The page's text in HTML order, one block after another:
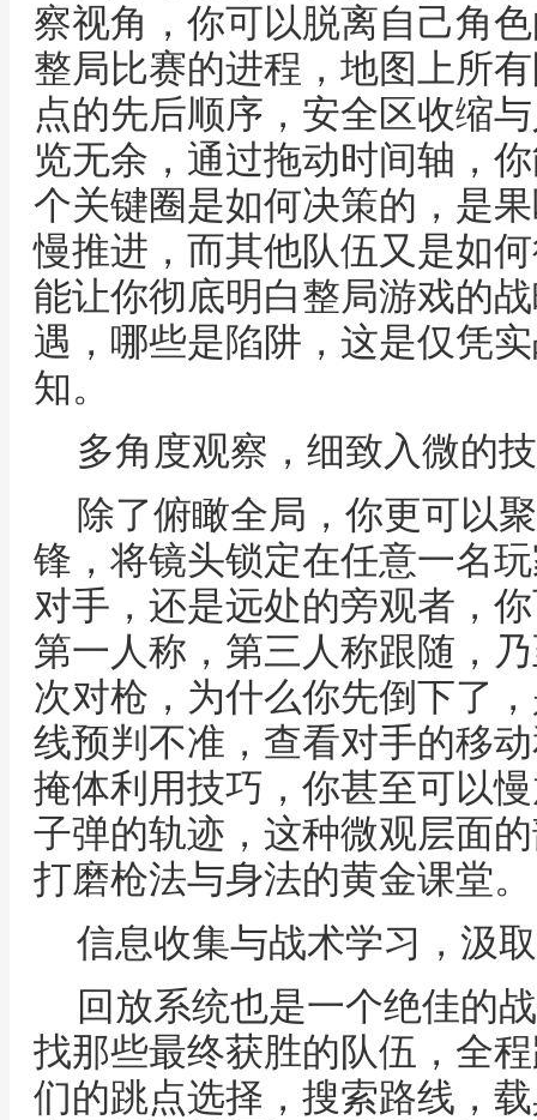
察视角，你可以脱离自己角
整局比赛的进程，地图上所
点的先后顺序，安全区收缩
览无余，通过拖动时间轴，
个关键圈是如何决策的，是
慢推进，而其他队伍又是如
能让你彻底明白整局游戏的
遇，哪些是陷阱，这是仅凭
知。
多角度观察，细致入微的
除了俯瞰全局，你更可以
锋，将镜头锁定在任意一名
对手，还是远处的旁观者，
第一人称，第三人称跟随，
次对枪，为什么你先倒下了
线预判不准，查看对手的移
掩体利用技巧，你甚至可以
子弹的轨迹，这种微观层面
打磨枪法与身法的黄金课堂。
信息收集与战术学习，汲
回放系统也是一个绝佳的
找那些最终获胜的队伍，全
们的跳点选择，搜索路线，